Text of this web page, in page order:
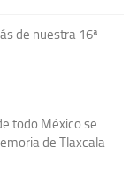
de nuestra 16ª
todo México se
de Tlaxcala